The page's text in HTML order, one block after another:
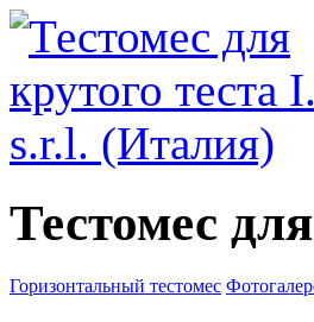
Тестомес
Горизонтальный тестомес